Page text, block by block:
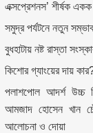
এক্সপ্রেশনস’ শীর্ষক
সমুদ্র পর্যটনে নতুন
বুধহাটায় নষ্ট রাস্তা
কিশোর গ্যাংয়ের দায়
পলাশপোল আদর্শ উচ্চ
আমজাদ হোসেন খান
আলোচনা ও দোয়া